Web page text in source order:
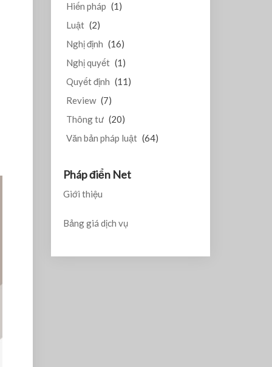
Hiến pháp (1)
Luật (2)
Nghị định (16)
Nghị quyết (1)
Quyết định (11)
Review (7)
Thông tư (20)
Văn bản pháp luật (64)
Pháp điển Net
Giới thiệu
Bảng giá dịch vụ